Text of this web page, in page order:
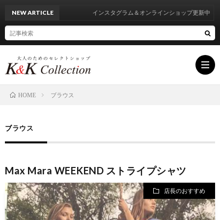
LIST
NEW ARTICLE インスタグラム＆オンラインショップ更新中
HOME ブラウス
ブラウス
Max Mara WEEKEND ストライプシャツ
店長のおすすめ